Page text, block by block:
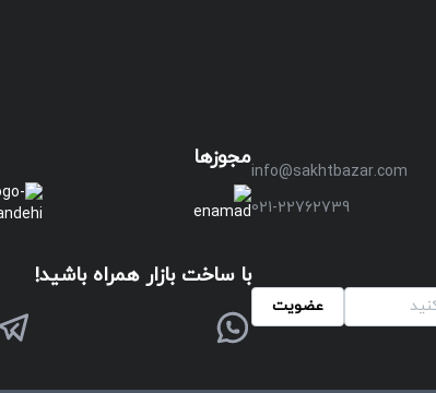
info@sakhtbazar.com
021-22762739
عضویت
مجوزها
با ساخت بازار همراه باشید!